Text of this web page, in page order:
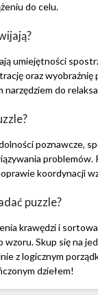
do celu.
umiejętności
oraz wyobraźnię
narzędziem do
poznawcze,
problemów.
koordynacji
puzzle?
krawędzi i
wzoru. Skup się na
z logicznym
dziełem!